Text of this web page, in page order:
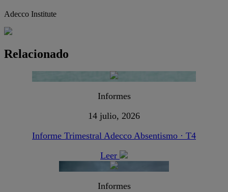
Adecco Institute
Relacionado
Informes
14 julio, 2026
Informe Trimestral Adecco Absentismo · T4
Leer
Informes